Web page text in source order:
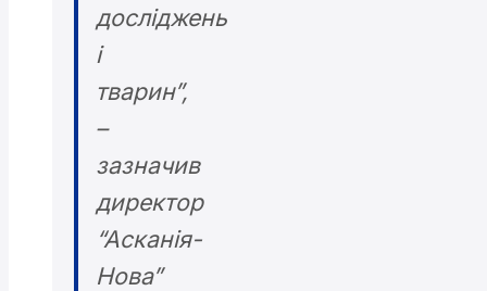
досліджень
і
тварин”,
–
зазначив
директор
“Асканія-
Нова”